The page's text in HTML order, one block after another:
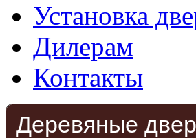
Установка
Дилерам
Контакты
Деревяные